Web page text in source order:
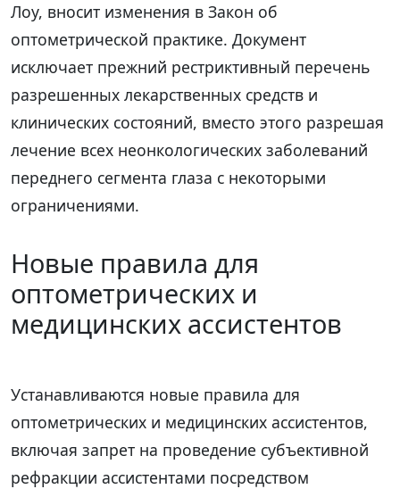
Лоу, вносит изменения в Закон об
оптометрической практике. Документ
исключает прежний рестриктивный перечень
разрешенных лекарственных средств и
клинических состояний, вместо этого разрешая
лечение всех неонкологических заболеваний
переднего сегмента глаза с некоторыми
ограничениями.
Новые правила для
оптометрических и
медицинских ассистентов
Устанавливаются новые правила для
оптометрических и медицинских ассистентов,
включая запрет на проведение субъективной
рефракции ассистентами посредством